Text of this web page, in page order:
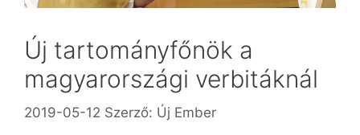
Új tartományfőnök a
magyarországi verbitáknál
2019-05-12 Szerző: Új Ember